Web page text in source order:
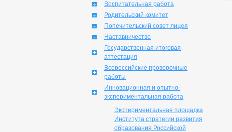
Воспитательная работа
Родительский комитет
Попечительский совет лицея
Наставничество
Государственная итоговая
аттестация
Всероссийские проверочные
работы
Инновационная и опытно-
экспериментальная работа
Экспериментальная площадка
Института стратегии развития
образования Российской